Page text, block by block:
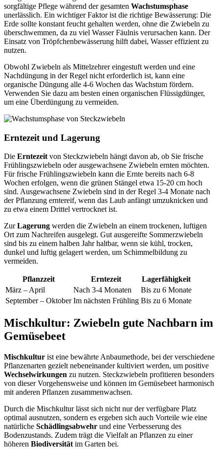
sorgfältige Pflege während der gesamten Wachstumsphase
unerlässlich. Ein wichtiger Faktor ist die richtige Bewässerung: Die
Erde sollte konstant feucht gehalten werden, ohne die Zwiebeln zu
überschwemmen, da zu viel Wasser Fäulnis verursachen kann. Der
Einsatz von Tröpfchenbewässerung hilft dabei, Wasser effizient zu
nutzen.
Obwohl Zwiebeln als Mittelzehrer eingestuft werden und eine
Nachdüngung in der Regel nicht erforderlich ist, kann eine
organische Düngung alle 4-6 Wochen das Wachstum fördern.
Verwenden Sie dazu am besten einen organischen Flüssigdünger,
um eine Überdüngung zu vermeiden.
Erntezeit und Lagerung
Die Erntezeit von Steckzwiebeln hängt davon ab, ob Sie frische
Frühlingszwiebeln oder ausgewachsene Zwiebeln ernten möchten.
Für frische Frühlingszwiebeln kann die Ernte bereits nach 6-8
Wochen erfolgen, wenn die grünen Stängel etwa 15-20 cm hoch
sind. Ausgewachsene Zwiebeln sind in der Regel 3-4 Monate nach
der Pflanzung erntereif, wenn das Laub anfängt umzuknicken und
zu etwa einem Drittel vertrocknet ist.
ZurLagerung werden die Zwiebeln an einem trockenen, luftigen
Ort zum Nachreifen ausgelegt. Gut ausgereifte Sommerzwiebeln
sind bis zu einem halben Jahr haltbar, wenn sie kühl, trocken,
dunkel und luftig gelagert werden, um Schimmelbildung zu
vermeiden.
Pflanzzeit Erntezeit
Lagerfähigkeit
März – April
Nach 3-4 Monaten
Bis zu 6 Monate
September – Oktober Im nächsten Frühling Bis zu 6 Monate
Mischkultur: Zwiebeln gute Nachbarn im
Gemüsebeet
Mischkultur ist eine bewährte Anbaumethode, bei der verschiedene
Pflanzenarten gezielt nebeneinander kultiviert werden, um positive
Wechselwirkungen zu nutzen. Steckzwiebeln profitieren besonders
von dieser Vorgehensweise und können im Gemüsebeet harmonisch
mit anderen Pflanzen zusammenwachsen.
Durch die Mischkultur lässt sich nicht nur der verfügbare Platz
optimal ausnutzen, sondern es ergeben sich auch Vorteile wie eine
natürliche Schädlingsabwehr und eine Verbesserung des
Bodenzustands. Zudem trägt die Vielfalt an Pflanzen zu einer
höheren Biodiversität im Garten bei.